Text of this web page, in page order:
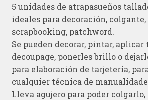
original
era:
2,50€.
actual
es:
1,75€.
5 unidades de atrapasueños
ideales para decoración,
scrapbooking, patchword.
Se pueden decorar, pintar, aplicar
decoupage, ponerles brillo o
para elaboración de tarjetería,
cualquier técnica de
Lleva agujero para poder